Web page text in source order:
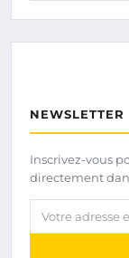
NEWSLETTER
Inscrivez-vous
directement
Votre adresse